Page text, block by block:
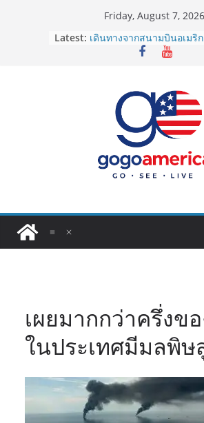
Friday, August 7, 2026
Latest: เดินทางจากสนามบินอเมริก
2026: LAX, JFK, SFO ไปยังไ
ประเทศต้องรู้
ซิมการ์ดอเมริกา 2026: ใช้
ที่สุด? เปรียบเทียบครบจบใ
โอนเงินจากอเมริกากลับไท
ประหยัดและคุ้มที่สุดในปี
VPN สำหรับใช้ในอเมริกา
เผยมากกว่าครึ่งข
ในประเทศมีมลพิษ